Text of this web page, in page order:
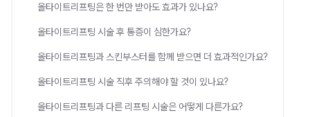
올타이트리프팅은 한 번만 받아도 효과가 있나요?
올타이트리프팅 시술 후 통증이 심한가요?
올타이트리프팅과 스킨부스터를 함께 받으면 더 효과적인가요?
올타이트리프팅 시술 직후 주의해야 할 것이 있나요?
올타이트리프팅과 다른 리프팅 시술은 어떻게 다른가요?